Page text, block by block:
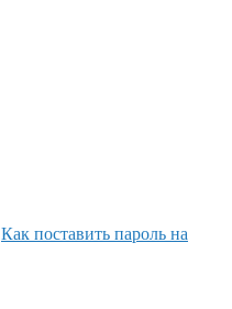
Как поставить пароль на